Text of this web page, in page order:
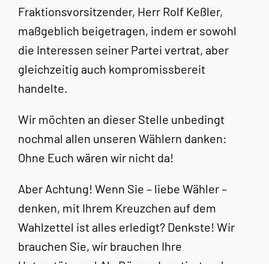
Fraktionsvorsitzender, Herr Rolf Keßler,
maßgeblich beigetragen, indem er sowohl
die Interessen seiner Partei vertrat, aber
gleichzeitig auch kompromissbereit
handelte.
Wir möchten an dieser Stelle unbedingt
nochmal allen unseren Wählern danken:
Ohne Euch wären wir nicht da!
Aber Achtung! Wenn Sie – liebe Wähler –
denken, mit Ihrem Kreuzchen auf dem
Wahlzettel ist alles erledigt? Denkste! Wir
brauchen Sie, wir brauchen Ihre